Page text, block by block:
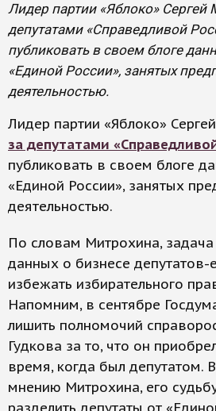
Лидер партии «Яблоко» Сергей
депутатами «Справедливой
публиковать в своем блоге
«Единой России», занятых
деятельностью.
Лидер партии «Яблоко»
за депутатами
публиковать в своем блоге
«Единой России», занятых
деятельностью.
По словам Митрохина, задача
данных о бизнесе
избежать избирательного
Напомним, в сентябре
лишить полномочий
Гудкова за то, что он
время, когда был депутатом.
мнению Митрохина, его